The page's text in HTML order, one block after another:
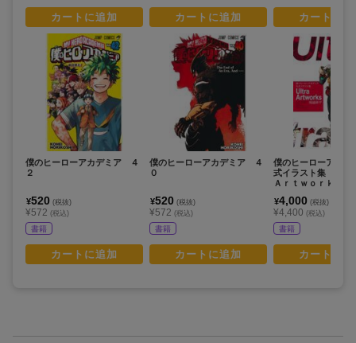
カートに追加
僕のヒーローアカデミア ４
２
¥520 (税抜)
¥572 (税込)
書籍
カートに追加
カートに追加
僕のヒーローアカデミア ４
０
¥520 (税抜)
¥572 (税込)
書籍
カートに追加
カートに
僕のヒーローアカ
式イラスト集 Ｕ
Ａｒｔｗｏｒｋｓ
¥4,000 (税抜)
¥4,400 (税込)
書籍
カートに